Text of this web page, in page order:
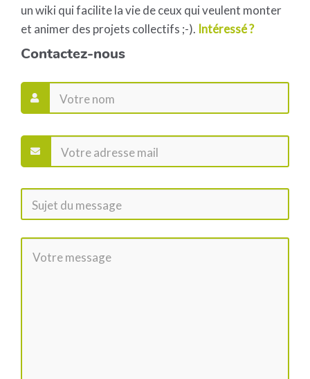
un wiki qui facilite la vie de ceux qui veulent monter
et animer des projets collectifs ;-). Intéressé ?
Contactez-nous